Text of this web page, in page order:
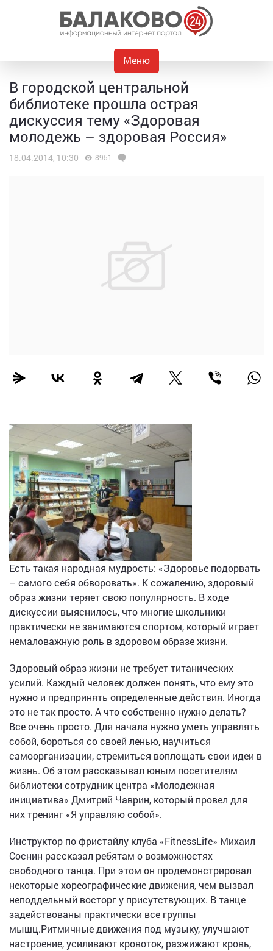
Меню
В городской центральной
библиотеке прошла острая
дискуссия тему «Здоровая
молодежь – здоровая Россия»
18.04.2014, 10:30 8951
Есть такая народная мудрость: «Здоровье подорвать
– самого себя обворовать». К сожалению, здоровый
образ жизни теряет свою популярность. В ходе
дискуссии выяснилось, что многие школьники
практически не занимаются спортом, который играет
немаловажную роль в здоровом образе жизни.
Здоровый образ жизни не требует титанических
усилий. Каждый человек должен понять, что ему это
нужно и предпринять определенные действия. Иногда
это не так просто. А что собственно нужно делать?
Все очень просто. Для начала нужно уметь управлять
собой, бороться со своей ленью, научиться
самоорганизации, стремиться воплощать свои идеи в
жизнь. Об этом рассказывал юным посетителям
библиотеки сотрудник центра «Молодежная
инициатива» Дмитрий Чаврин, который провел для
них тренинг «Я управляю собой».
Инструктор по фристайлу клуба «FitnessLife» Михаил
Соснин рассказал ребятам о возможностях
свободного танца. При этом он продемонстрировал
некоторые хореографические движения, чем вызвал
неподдельный восторг у присутствующих. В танце
задействованы практически все группы
мышц.Ритмичные движения под музыку, улучшают
настроение, усиливают кровоток, разжижают кровь,